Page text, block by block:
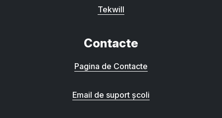
Tekwill
Contacte
Pagina de Contacte
Email de suport școli